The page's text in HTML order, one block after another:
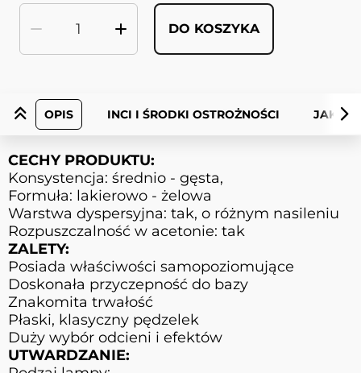
DO KOSZYKA
OPIS INCI I ŚRODKI OSTROŻNOŚCI JAK
CECHY PRODUKTU:
Konsystencja: średnio - gęsta,
Formuła: lakierowo - żelowa
Warstwa dyspersyjna: tak, o różnym nasileniu
Rozpuszczalność w acetonie: tak
ZALETY:
Posiada właściwości samopoziomujące
Doskonała przyczepność do bazy
Znakomita trwałość
Płaski, klasyczny pędzelek
Duży wybór odcieni i efektów
UTWARDZANIE: